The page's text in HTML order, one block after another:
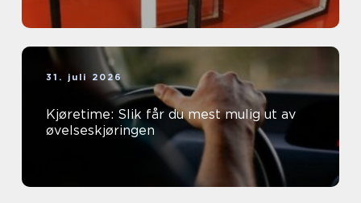
31. juli 2026
Kjøretime: Slik får du mest mulig ut av
øvelseskjøringen